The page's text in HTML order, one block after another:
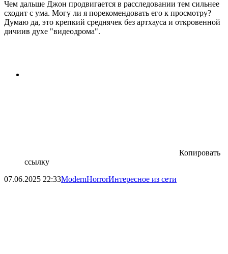
Чем дальше Джон продвигается в расследовании тем сильнее
сходит с ума. Могу ли я порекомендовать его к просмотру?
Думаю да, это крепкий среднячек без артхауса и откровенной
дичиив духе "видеодрома".
Копировать
ссылку
07.06.2025 22:33ModernHorrorИнтересное из сети